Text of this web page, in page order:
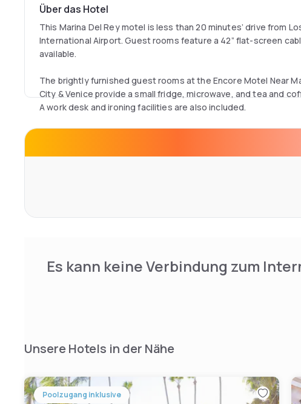
Über das Hotel
This Marina Del Rey motel is less than 20 minutes’ drive from
International Airport. Guest rooms feature a 42” flat-screen
available.
The brightly furnished guest rooms at the Encore Motel Near
City & Venice provide a small fridge, microwave, and tea and
A work desk and ironing facilities are also included.
Es kann keine Verbindung zum
Unsere Hotels in der Nähe
Poolzugang inklusive